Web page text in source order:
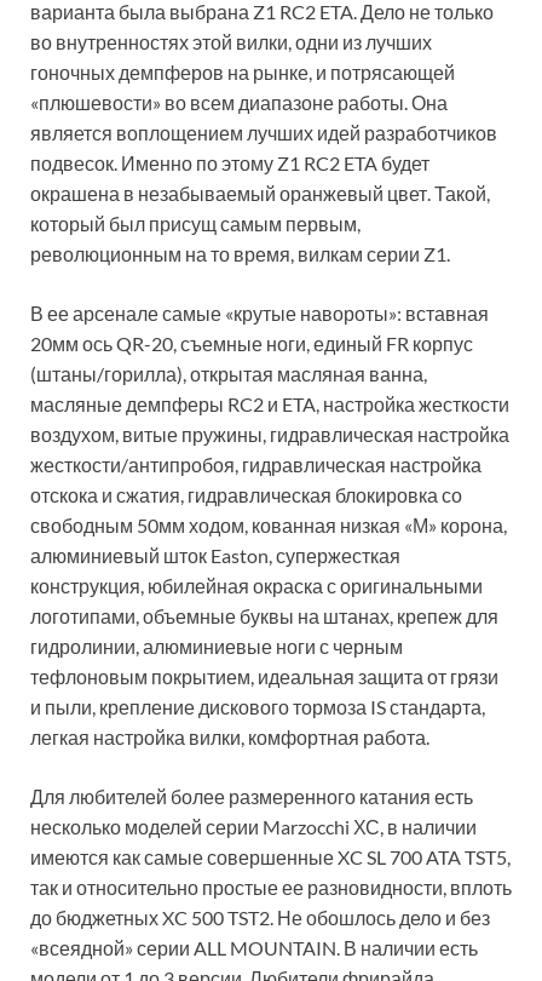
варианта была выбрана Z1 RC2 ETA. Дело не только
во внутренностях этой вилки, одни из лучших
гоночных демпферов на рынке, и потрясающей
«плюшевости» во всем диапазоне работы. Она
является воплощением лучших идей разработчиков
подвесок. Именно по этому Z1 RC2 ETA будет
окрашена в незабываемый оранжевый цвет. Такой,
который был присущ самым первым,
революционным на то время, вилкам серии Z1.
В ее арсенале самые «крутые навороты»: вставная
20мм ось QR-20, съемные ноги, единый FR корпус
(штаны/горилла), открытая масляная ванна,
масляные демпферы RC2 и ETA, настройка жесткости
воздухом, витые пружины, гидравлическая настройка
жесткости/антипробоя, гидравлическая настройка
отскока и сжатия, гидравлическая блокировка со
свободным 50мм ходом, кованная низкая «М» корона,
алюминиевый шток Easton, супержесткая
конструкция, юбилейная окраска с оригинальными
логотипами, объемные буквы на штанах, крепеж для
гидролинии, алюминиевые ноги с черным
тефлоновым покрытием, идеальная защита от грязи
и пыли, крепление дискового тормоза IS стандарта,
легкая настройка вилки, комфортная работа.
Для любителей более размеренного катания есть
несколько моделей серии Marzocchi ХС, в наличии
имеются как самые совершенные XC SL 700 ATA TST5,
так и относительно простые ее разновидности, вплоть
до бюджетных XC 500 TST2. Не обошлось дело и без
«всеядной» серии ALL MOUNTAIN. В наличии есть